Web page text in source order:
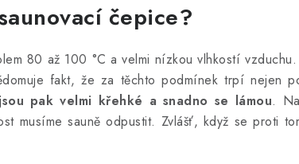
čepice?
80 až 100 °C a velmi nízkou vlhkostí
fakt, že za těchto podmínek trpí nejen
pak velmi křehké a snadno se lámou.
musíme sauně odpustit. Zvlášť, když se proti